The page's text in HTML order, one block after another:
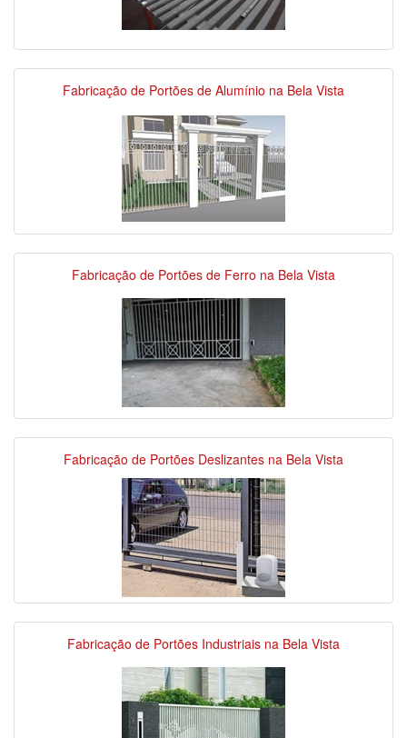
Fabricação de Portões de Alumínio na Bela Vista
Fabricação de Portões de Ferro na Bela Vista
Fabricação de Portões Deslizantes na Bela Vista
Fabricação de Portões Industriais na Bela Vista